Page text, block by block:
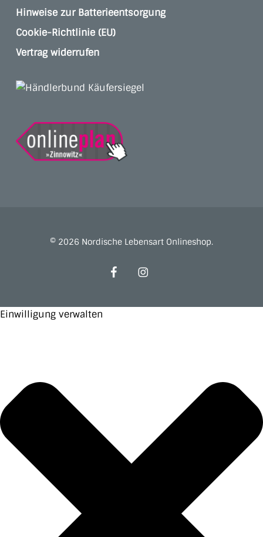
Hinweise zur Batterieentsorgung
Cookie-Richtlinie (EU)
Vertrag widerrufen
© 2026 Nordische Lebensart Onlineshop.
facebookinstagram
Einwilligung verwalten